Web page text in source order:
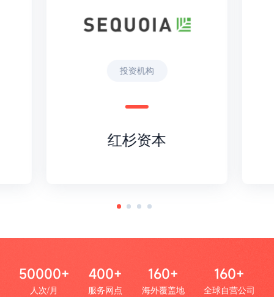
投资机构
红杉资本
50000+
人次/月
400+
服务网点
160+
海外覆盖地
160+
全球自营公司